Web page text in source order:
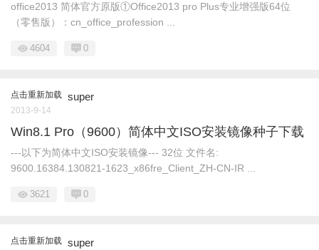
office2013 简体官方原版①Office2013 pro Plus专业增强版64位
（零售版）：cn_office_profession ...
4604 0
点击重新加载 super
2013-9-14
Win8.1 Pro（9600）简体中文ISO安装镜像种子下载
---以下为简体中文ISO安装镜像--- 32位 文件名:
9600.16384.130821-1623_x86fre_Client_ZH-CN-IR ...
3621 0
点击重新加载 super